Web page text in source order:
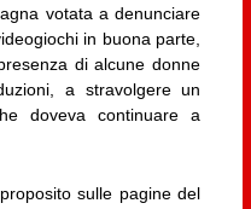
votata a denunciare
in buona parte,
di alcune donne
a stravolgere un
doveva continuare a
sulle pagine del